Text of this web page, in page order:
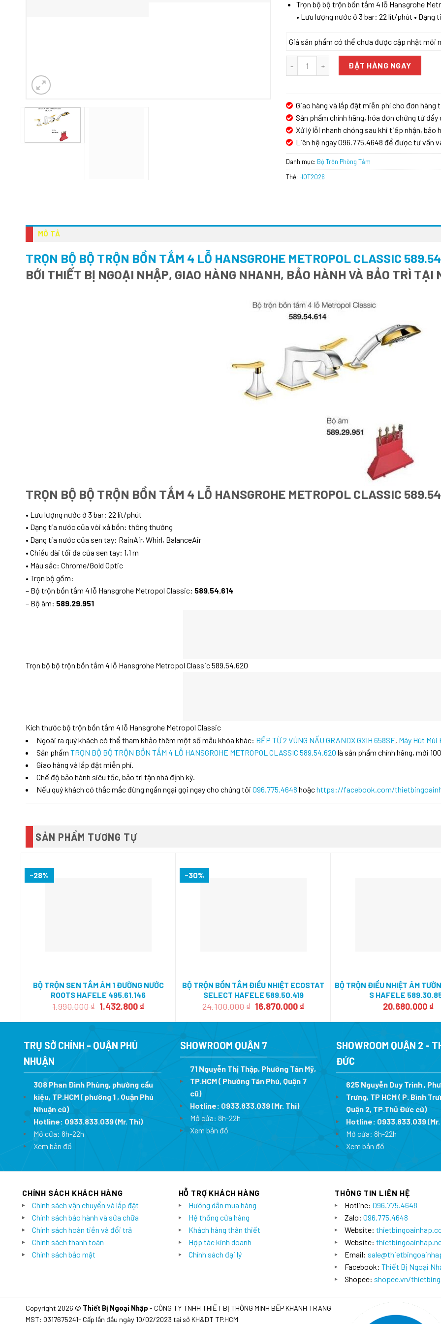
Trọn bộ bộ trộn bồn tắm 4 lỗ Hansgrohe
• Lưu lượng nước ở 3 bar: 22 lít/phút •
Giá sản phẩm có thể chưa được cập nhật mới
TRỌN BỘ BỘ TRỘN BỒN TẮM 4 LỖ
ĐẶT HÀNG NGAY
Giao hàng và lắp đặt miễn phí cho đơn hàng
Sản phẩm chính hãng, hóa đơn chứng từ đầy
Xử lý lỗi nhanh chóng sau khi tiếp nhận, bảo
Liên hệ ngay 096.775.4648 để được tư vấn
Danh mục: Bộ Trộn Phòng Tắm
Thẻ: HOT2026
MÔ TẢ
TRỌN BỘ BỘ TRỘN BỒN TẮM 4 LỖ HANSGROHE METROPOL CLASSIC
BỚI THIẾT BỊ NGOẠI NHẬP, GIAO HÀNG NHANH, BẢO HÀNH VÀ BẢO TRÌ TẠI
TRỌN BỘ BỘ TRỘN BỒN TẮM 4 LỖ HANSGROHE METROPOL CLASSIC
• Lưu lượng nước ở 3 bar: 22 lít/phút
• Dạng tia nước của vòi xả bồn: thông thường
• Dạng tia nước của sen tay: RainAir, Whirl, BalanceAir
• Chiều dài tối đa của sen tay: 1,1 m
• Màu sắc: Chrome/Gold Optic
• Trọn bộ gồm:
– Bộ trộn bồn tắm 4 lỗ Hansgrohe Metropol Classic: 589.54.614
– Bộ âm: 589.29.951
Trọn bộ bộ trộn bồn tắm 4 lỗ Hansgrohe Metropol Classic 589.54.620
Kích thước bộ trộn bồn tắm 4 lỗ Hansgrohe Metropol Classic
Ngoài ra quý khách có thể tham khảo thêm một số mẫu khóa khác: BẾP TỪ 2 VÙNG NẤU GRANDX GXIH 658SE, Máy Hút Mùi
Sản phẩm TRỌN BỘ BỘ TRỘN BỒN TẮM 4 LỖ HANSGROHE METROPOL CLASSIC 589.54.620 là sản phẩm chính hãng, mới
Giao hàng và lắp đặt miễn phí.
Chế độ bảo hành siêu tốc, bảo trì tận nhà định kỳ.
Nếu quý khách có thắc mắc đừng ngần ngại gọi ngay cho chúng tôi 096.775.4648 hoặchttps://facebook.com/
SẢN PHẨM TƯƠNG TỰ
-28%
BỘ TRỘN SEN TẮM ÂM 1 ĐƯỜNG NƯỚC
ROOTS HAFELE 495.61.146
1.990.000₫ Giá
là:
1.432.800 ₫Giá
tại
1.432.800 ₫.
-30%
BỘ TRỘN BỒN TẮM ĐIỀU NHIỆT ECOSTAT
SELECT HAFELE 589.50.419
24.100.000₫ Giá
là:
16.870.000 ₫Giá
tại
16.870.000 ₫.
BỘ TRỘN ĐIỀU NHIỆT ÂM
S HAFELE
20.680.000 ₫
TRỤ SỞ CHÍNH - QUẬN PHÚ
NHUẬN
308 Phan Đình Phùng, phường cầu
kiệu, TP.HCM ( phường 1 , Quận Phú
Nhuận cũ)
Hotline: 0933.833.039(Mr. Thi)
Mở cửa: 8h-22h
Xem bản đồ
SHOWROOM QUẬN 7
71 Nguyễn Thị Thập, Phường Tân Mỹ,
TP.HCM ( Phường Tân Phú, Quận 7
cũ)
Hotline: 0933.833.039(Mr. Thi)
Mở cửa: 8h-22h
Xem bản đồ
SHOWROOM QUẬN 2 -
ĐỨC
625 Nguyễn Duy Trinh ,
Trưng, TP HCM ( P. Bình
Quận 2, TP.Thủ Đức cũ)
Hotline: 0933.833.039
Mở cửa: 8h-22h
Xem bản đồ
CHÍNH SÁCH KHÁCH HÀNG
Chính sách vận chuyển và lắp đặt
Chính sách bảo hành và sửa chữa
Chính sách hoàn tiền và đổi trả
Chính sách thanh toán
Chính sách bảo mật
HỖ TRỢ KHÁCH HÀNG
Hướng dẫn mua hàng
Hệ thống cửa hàng
Khách hàng thân thiết
Hợp tác kinh doanh
Chính sách đại lý
THÔNG TIN LIÊN HỆ
Hotline: 096.775.4648
Zalo: 096.775.4648
Website:
Website:
Email:
Facebook: Thiết Bị Ngoại
Shopee: shopee.vn/
Copyright 2026 © Thiết Bị Ngoại Nhập - CÔNG TY TNHH THIẾT BỊ THÔNG MINH BẾP KHÁNH TRANG
MST: 0317675241- Cấp lần đầu ngày 10/02/2023 tại sở KH&DT TP.HCM